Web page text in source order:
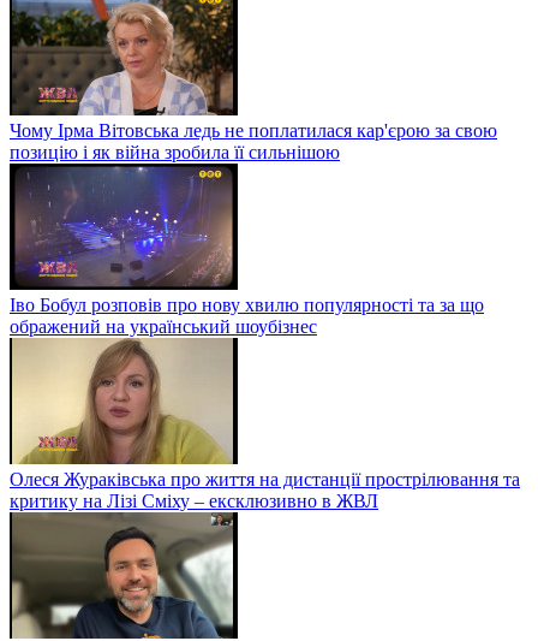
Чому Ірма Вітовська ледь не поплатилася кар'єрою за свою
позицію і як війна зробила її сильнішою
Іво Бобул розповів про нову хвилю популярності та за що
ображений на український шоубізнес
Олеся Жураківська про життя на дистанції прострілювання та
критику на Лізі Сміху – ексклюзивно в ЖВЛ